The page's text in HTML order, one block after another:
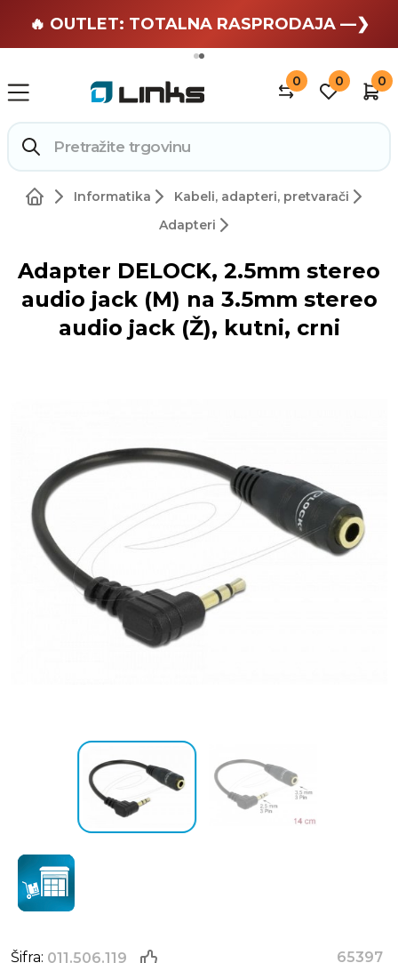
🏄 Zaslužuješ odmor —❯
🔥 OUTLET: TOTALNA RASPRODAJA —❯
0 0 0
Informatika
Kabeli, adapteri, pretvarači
Adapteri
Adapter DELOCK, 2.5mm stereo
audio jack (M) na 3.5mm stereo
audio jack (Ž), kutni, crni
Šifra: 011.506.119
65397